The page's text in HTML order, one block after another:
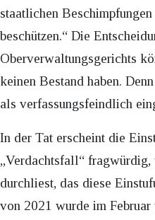
staatlichen
beschützen.“ Die
Oberverwaltungsgerichts
keinen Bestand haben.
als verfassungsfeindlich
In der Tat erscheint die
„Verdachtsfall“ fragwürdig,
durchliest, das diese
von 2021 wurde im Februar